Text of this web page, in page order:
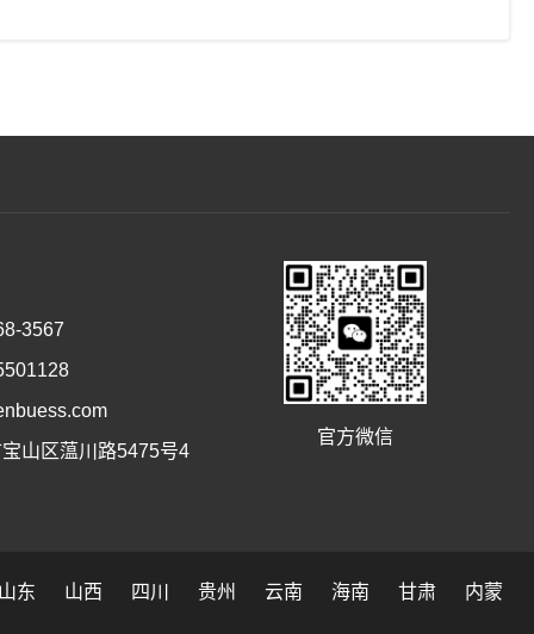
3567
山区蕰川路5475号4
官方微信
东 山西 四川 贵州 云南 海南 甘肃 内蒙